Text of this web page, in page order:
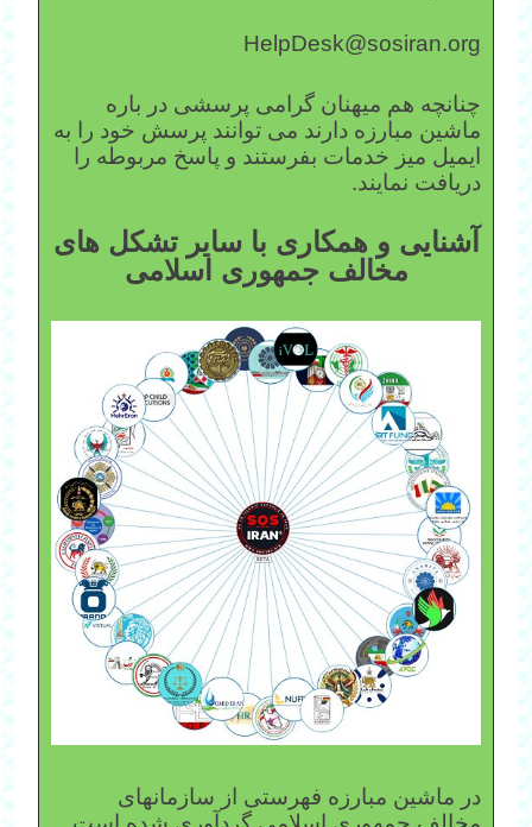
HelpDesk@sosiran.org
چنانچه هم میهنان گرامی پرسشی در باره
ماشین مبارزه دارند می توانند پرسش خود را به
ایمیل میز خدمات بفرستند و پاسخ مربوطه را
دریافت نمایند.
آشنایی و همکاری با سایر تشکل های
مخالف جمهوری اسلامی
در ماشین مبارزه فهرستی از سازمانهای